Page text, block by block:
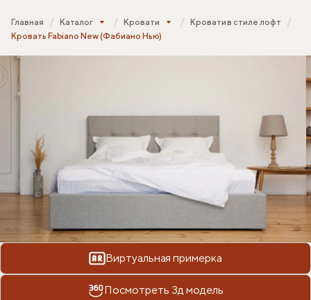
Главная Каталог Кровати
Кровати в стиле лофт
Кровать Fabiano New (Фабиано Нью)
Виртуальная примерка
Посмотреть 3д модель